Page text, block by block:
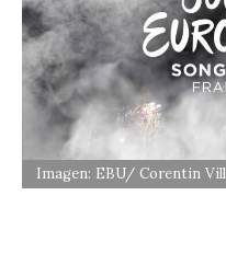
Imagen: EBU/ Corentin